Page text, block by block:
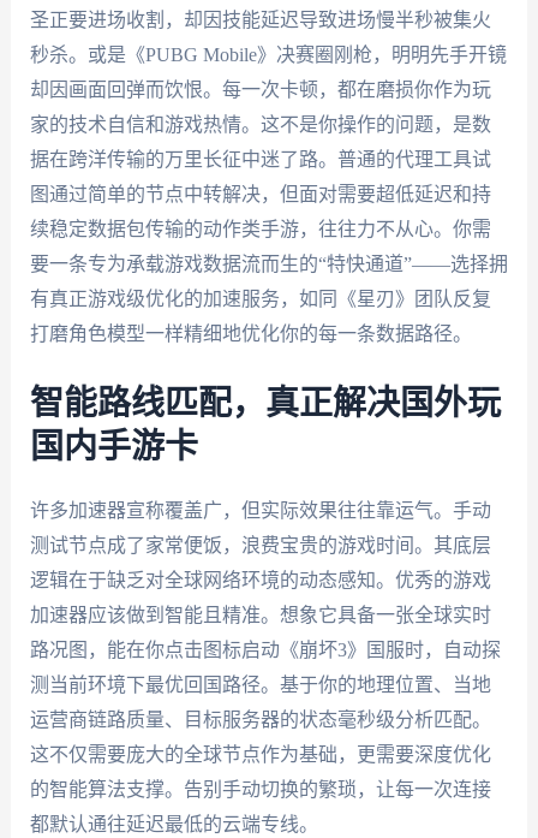
圣正要进场收割，却因技能延迟导致进场慢半秒被集火
秒杀。或是《PUBG Mobile》决赛圈刚枪，明明先手开镜
却因画面回弹而饮恨。每一次卡顿，都在磨损你作为玩
家的技术自信和游戏热情。这不是你操作的问题，是数
据在跨洋传输的万里长征中迷了路。普通的代理工具试
图通过简单的节点中转解决，但面对需要超低延迟和持
续稳定数据包传输的动作类手游，往往力不从心。你需
要一条专为承载游戏数据流而生的“特快通道”——选择拥
有真正游戏级优化的加速服务，如同《星刃》团队反复
打磨角色模型一样精细地优化你的每一条数据路径。
智能路线匹配，真正解决国外玩
国内手游卡
许多加速器宣称覆盖广，但实际效果往往靠运气。手动
测试节点成了家常便饭，浪费宝贵的游戏时间。其底层
逻辑在于缺乏对全球网络环境的动态感知。优秀的游戏
加速器应该做到智能且精准。想象它具备一张全球实时
路况图，能在你点击图标启动《崩坏3》国服时，自动探
测当前环境下最优回国路径。基于你的地理位置、当地
运营商链路质量、目标服务器的状态毫秒级分析匹配。
这不仅需要庞大的全球节点作为基础，更需要深度优化
的智能算法支撑。告别手动切换的繁琐，让每一次连接
都默认通往延迟最低的云端专线。